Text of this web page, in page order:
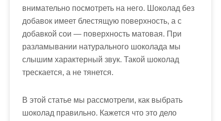
внимательно посмотреть на него. Шоколад без
добавок имеет блестящую поверхность, а с
добавкой сои — поверхность матовая. При
разламывании натурального шоколада мы
слышим характерный звук. Такой шоколад
трескается, а не тянется.
В этой статье мы рассмотрели, как выбрать
шоколад правильно. Кажется что это дело